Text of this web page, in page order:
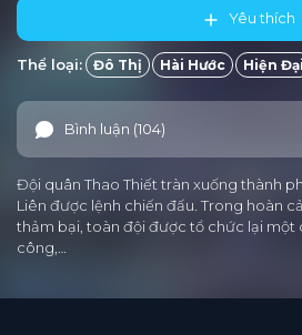
Yêu thích
Thể loại: Đô Thị Hài Hước Hiện Đại
Bình luận (104)
Đội quân Thao Thiết tràn xuống thành
Liên được lệnh chiến đấu. Trong hoàn
thảm bại, toàn đội được tổ chức lại một
công,…